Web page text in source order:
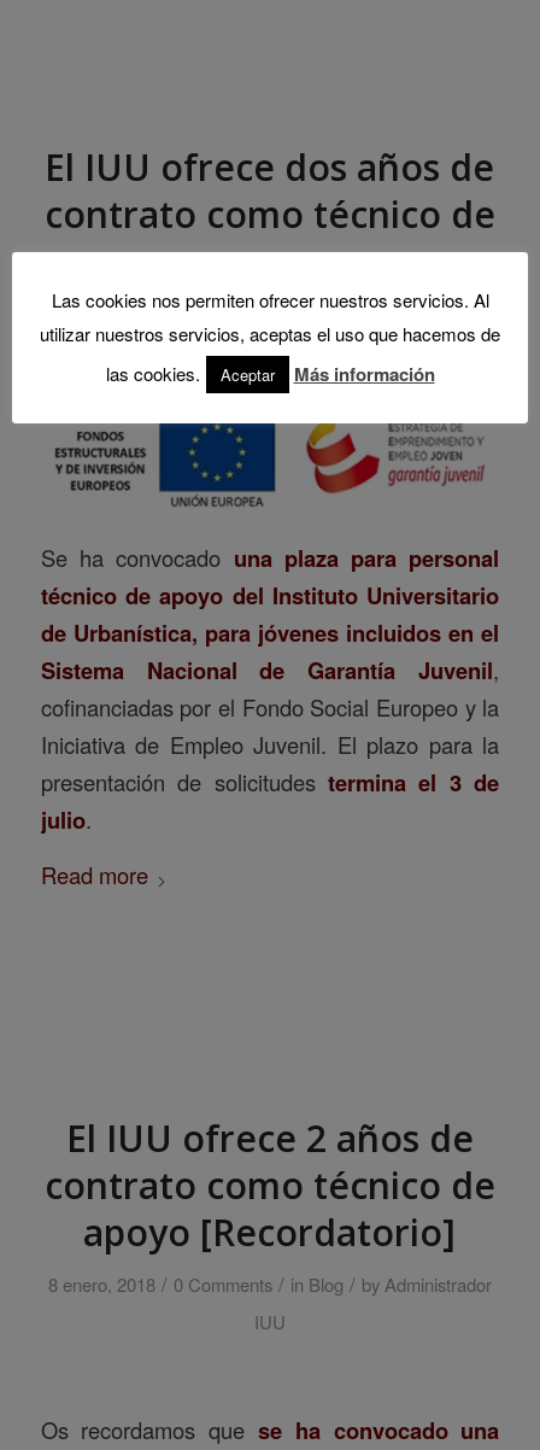
El IUU ofrece dos años de
contrato como técnico de
apoyo
15 junio, 2020 / 0 Comments / inBlog,Instituto / by
Administrador IUU
Se ha convocado una plaza para personal
técnico de apoyo del Instituto Universitario
de Urbanística, para jóvenes incluidos en el
Sistema Nacional de Garantía Juvenil,
cofinanciadas por el Fondo Social Europeo y la
Iniciativa de Empleo Juvenil. El plazo para la
presentación de solicitudes termina el 3 de
julio.
Read more
El IUU ofrece 2 años de
contrato como técnico de
apoyo [Recordatorio]
8 enero, 2018 / 0 Comments / in Blog / by Administrador
IUU
Os recordamos que se ha convocado una
Las cookies nos permiten ofrecer nuestros servicios. Al
utilizar nuestros servicios, aceptas el uso que hacemos de
las cookies.
Aceptar Más información